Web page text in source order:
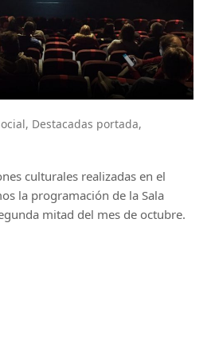
, Destacadas portada,
culturales realizadas en el
la programación de la Sala
mitad del mes de octubre.